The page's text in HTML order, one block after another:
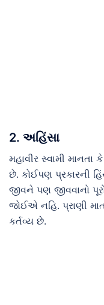
2. અહિંસા
મહાવીર સ્વામી
છે. કોઈપણ પ્રકારની
જીવને પણ જીવવાનો
જોઈએ નહિ. પ્રાણી
કર્તવ્ય છે.